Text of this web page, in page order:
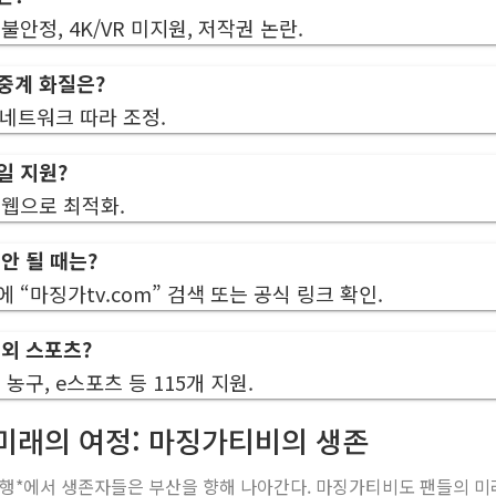
안정, 4K/VR 미지원, 저작권 논란.
계 화질은?
트워크 따라 조정.
지원?
으로 최적화.
될 때는?
“마징가tv.com” 검색 또는 공식 링크 확인.
스포츠?
농구, e스포츠 등 115개 지원.
래의 여정: 마징가티비의 생존
*에서 생존자들은 부산을 향해 나아간다. 마징가티비도 팬들의